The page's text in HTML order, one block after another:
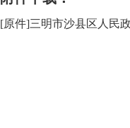
[原件]三明市沙县区人民